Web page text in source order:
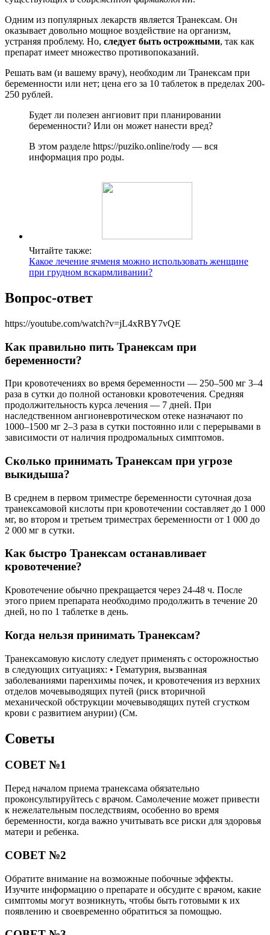
Одним из популярных лекарств является Транексам. Он
оказывает довольно мощное воздействие на организм,
устраняя проблему. Но, следует быть острожными, так как
препарат имеет множество противопоказаний.
Решать вам (и вашему врачу), необходим ли Транексам при
беременности или нет; цена его за 10 таблеток в пределах 200-
250 рублей.
Будет ли полезен ангиовит при планировании
беременности? Или он может нанести вред?
В этом разделе https://puziko.online/rody — вся
информация про роды.
Читайте также:
Какое лечение ячменя можно использовать женщине
при грудном вскармливании?
Вопрос-ответ
https://youtube.com/watch?v=jL4xRBY7vQE
Как правильно пить Транексам при
беременности?
При кровотечениях во время беременности — 250–500 мг 3–4
раза в сутки до полной остановки кровотечения. Средняя
продолжительность курса лечения — 7 дней. При
наследственном ангионевротическом отеке назначают по
1000–1500 мг 2–3 раза в сутки постоянно или с перерывами в
зависимости от наличия продромальных симптомов.
Сколько принимать Транексам при угрозе
выкидыша?
В среднем в первом триместре беременности суточная доза
транексамовой кислоты при кровотечении составляет до 1 000
мг, во втором и третьем триместрах беременности от 1 000 до
2 000 мг в сутки.
Как быстро Транексам останавливает
кровотечение?
Кровотечение обычно прекращается через 24-48 ч. После
этого прием препарата необходимо продолжить в течение 20
дней, но по 1 таблетке в день.
Когда нельзя принимать Транексам?
Транексамовую кислоту следует применять с осторожностью
в следующих ситуациях: • Гематурия, вызванная
заболеваниями паренхимы почек, и кровотечения из верхних
отделов мочевыводящих путей (риск вторичной
механической обструкции мочевыводящих путей сгустком
крови с развитием анурии) (См.
Советы
СОВЕТ №1
Перед началом приема транексама обязательно
проконсультируйтесь с врачом. Самолечение может привести
к нежелательным последствиям, особенно во время
беременности, когда важно учитывать все риски для здоровья
матери и ребенка.
СОВЕТ №2
Обратите внимание на возможные побочные эффекты.
Изучите информацию о препарате и обсудите с врачом, какие
симптомы могут возникнуть, чтобы быть готовыми к их
появлению и своевременно обратиться за помощью.